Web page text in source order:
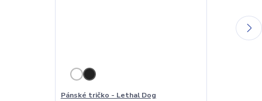
Pánské tričko - Lethal Dog